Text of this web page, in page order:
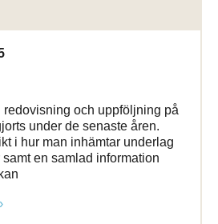
redovisning och uppföljning på
under de senaste åren.
i hur man inhämtar underlag
samt en samlad information